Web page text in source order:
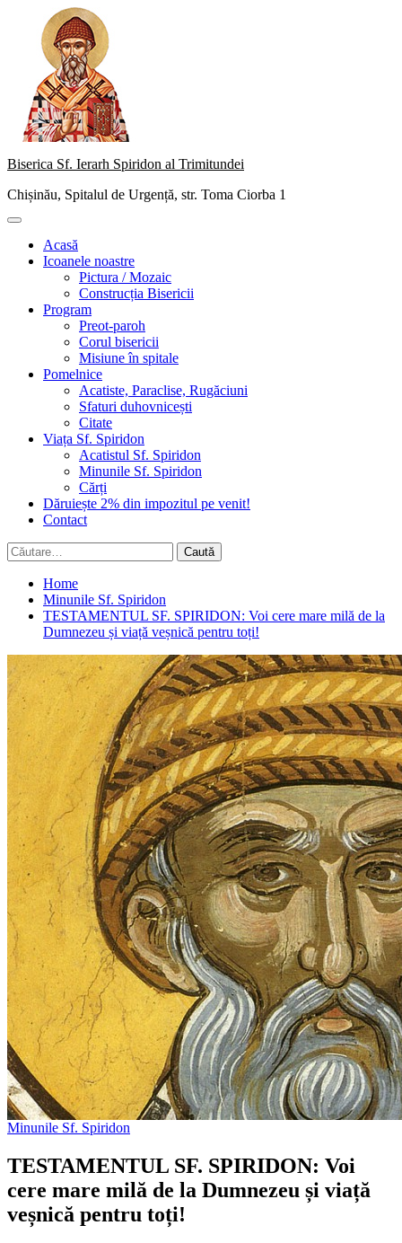
content
Biserica Sf. Ierarh Spiridon al Trimitundei
Chișinău, Spitalul de Urgență, str. Toma Ciorba 1
Primary
Acasă
Icoanele noastre
Pictura / Mozaic
Construcția Bisericii
Program
Preot-paroh
Corul bisericii
Misiune în spitale
Pomelnice
Acatiste, Paraclise, Rugăciuni
Sfaturi duhovnicești
Citate
Viața Sf. Spiridon
Acatistul Sf. Spiridon
Minunile Sf. Spiridon
Cărți
Dăruiește 2% din impozitul pe venit!
Contact
Caută
după:
Home
Minunile Sf. Spiridon
TESTAMENTUL SF. SPIRIDON: Voi cere mare milă de la
Dumnezeu și viață veșnică pentru toți!
Minunile Sf. Spiridon
TESTAMENTUL SF. SPIRIDON: Voi
cere mare milă de la Dumnezeu și viață
veșnică pentru toți!